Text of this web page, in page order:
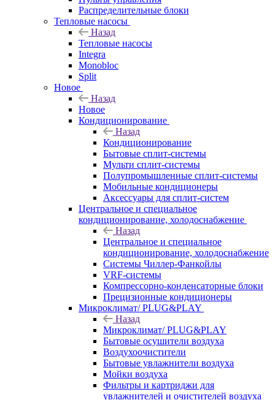
Распределительные блоки
Тепловые насосы
Назад
Тепловые насосы
Integra
Monobloc
Split
Новое
Назад
Новое
Кондиционирование
Назад
Кондиционирование
Бытовые сплит-системы
Мульти сплит-системы
Полупромышленные сплит-системы
Мобильные кондиционеры
Аксессуары для сплит-систем
Центральное и специальное
кондиционирование, холодоснабжение
Назад
Центральное и специальное
кондиционирование, холодоснабжение
Системы Чиллер-Фанкойлы
VRF-системы
Компрессорно-конденсаторные блоки
Прецизионные кондиционеры
Микроклимат/ PLUG&PLAY
Назад
Микроклимат/ PLUG&PLAY
Бытовые осушители воздуха
Воздухоочистители
Бытовые увлажнители воздуха
Мойки воздуха
Фильтры и картриджи для
увлажнителей и очистителей воздуха